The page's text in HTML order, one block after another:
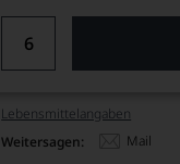
Lebensmittel­angaben
Weitersagen:
Mail